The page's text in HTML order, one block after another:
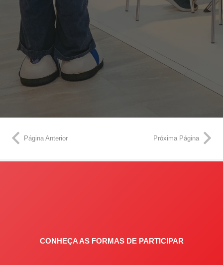
Página Anterior Próxima Página
CONHEÇA AS FORMAS DE PARTICIPAR